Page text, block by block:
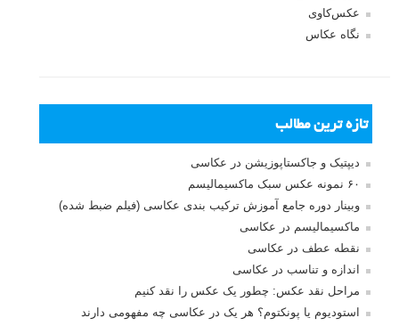
عکس‌کاوی
نگاه عکاس
تازه ترین مطالب
دیپتیک و جاکستا‌پوزیشن در عکاسی
۶۰ نمونه عکس سبک ماکسیمالیسم
وبینار دوره جامع آموزش ترکیب بندی عکاسی (فیلم ضبط شده)
ماکسیمالیسم در عکاسی
نقطه عطف در عکاسی
اندازه و تناسب در عکاسی
مراحل نقد عکس: چطور یک عکس را نقد کنیم
استودیوم یا پونکتوم؟ هر یک در عکاسی چه مفهومی دارند